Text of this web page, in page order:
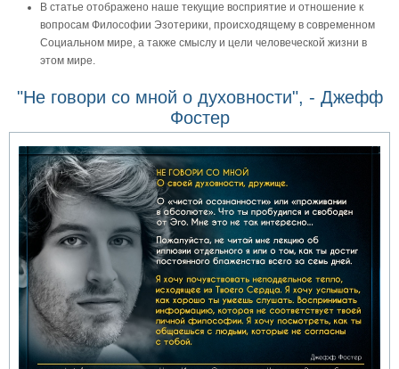
В статье отображено наше текущие восприятие и отношение к
вопросам Философии Эзотерики, происходящему в современном
Социальном мире, а также смыслу и цели человеческой жизни в
этом мире.
"Не говори со мной о духовности", - Джефф
Фостер